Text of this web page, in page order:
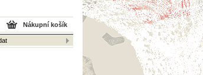
Nákupní košík